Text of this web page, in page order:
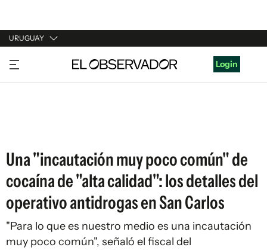
URUGUAY
URUGUAY
ARGENTINA
Login
Una "incautación muy poco común" de
cocaína de "alta calidad": los detalles del
operativo antidrogas en San Carlos
"Para lo que es nuestro medio es una incautación
muy poco común", señaló el fiscal del